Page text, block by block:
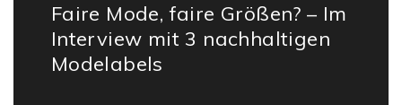
Next
post:
Faire Mode, faire Größen? – Im
Interview mit 3 nachhaltigen
Modelabels